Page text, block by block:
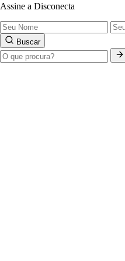
Assine a Disconecta
Buscar